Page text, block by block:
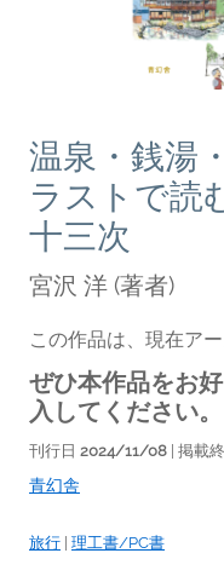
温泉・銭湯
ラストで読
十三次
宮沢 洋 (著者)
この作品は、現在ア
ぜひ本作品をお
入してください。
刊行日 2024/11/08 | 掲載
青幻舎
旅行 | 理工書/PC書